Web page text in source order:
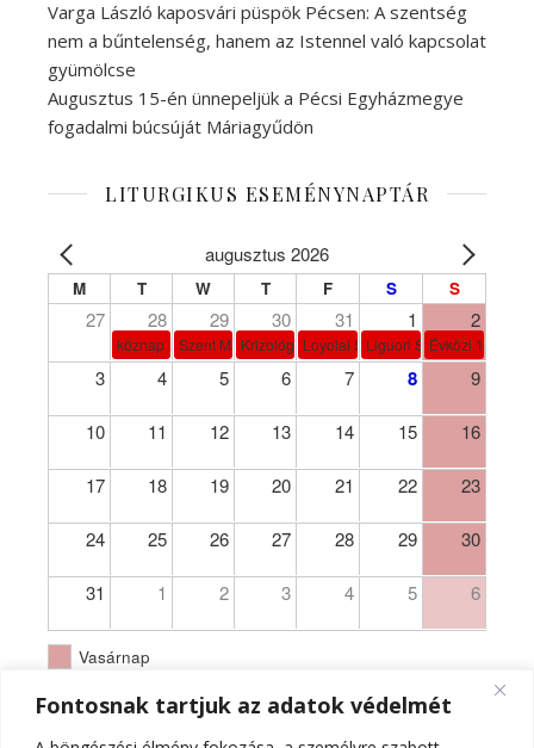
Fontosnak tartjuk az adatok védelmét
Varga László kaposvári püspök Pécsen: A szentség
nem a bűntelenség, hanem az Istennel való kapcsolat
gyümölcse
Augusztus 15-én ünnepeljük a Pécsi Egyházmegye
fogadalmi búcsúját Máriagyűdön
LITURGIKUS ESEMÉNYNAPTÁR
augusztus 2026
M T W T F S S
27 28 29 30 31 1 2
köznap Szent Márta, Mária és Lázár
Krizológ Szent Péter
Loyolai Szent IgnácLiguori Szent Alfonz pk-et.
Évközi 18.
3 4 5 6 7 8 9
10 11 12 13 14 15 16
17 18 19 20 21 22 23
24 25 26 27 28 29 30
31 1 2 3 4 5 6
Vasárnap